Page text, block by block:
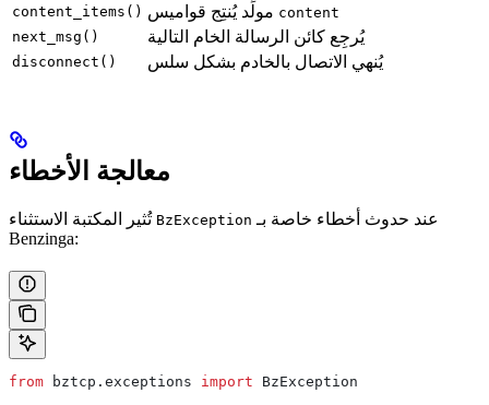
content_items()
content
next_msg()
يُرجِع كائن الرسالة الخام التالية
disconnect() يُنهي الاتصال بالخادم بشكل سلس
معالجة الأخطاء
تُثير المكتبة الاستثناء BzException
Benzinga:
from bztcp.exceptions import BzException